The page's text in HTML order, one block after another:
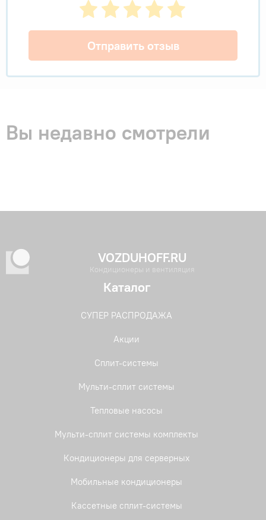
Отправить отзыв
Вы недавно смотрели
VOZDUHOFF.RU
Кондиционеры и вентиляция
Каталог
СУПЕР РАСПРОДАЖА
Акции
Сплит-системы
Мульти-сплит системы
Тепловые насосы
Мульти-сплит системы комплекты
Кондиционеры для серверных
Мобильные кондиционеры
Кассетные сплит-системы